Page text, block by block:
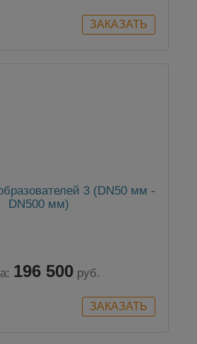
3 (DN50 мм -
DN500 мм)
196 500 руб.